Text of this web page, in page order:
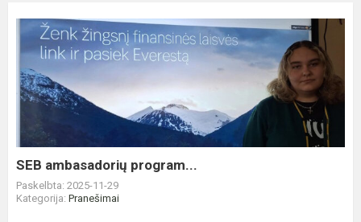
ambasadorių
program...
SEB ambasadorių program...
Paskelbta: 2025-11-29
Kategorija: Pranešimai